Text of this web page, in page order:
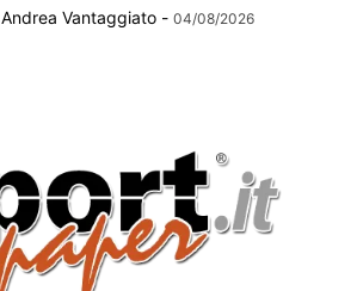
Andrea Vantaggiato - 04/08/2026